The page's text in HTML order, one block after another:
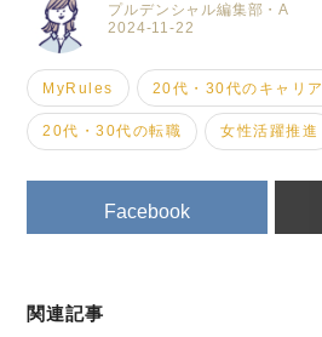
2024-11-22
プルデンシャル編集部・A
MyRules 20代・30代のキャリア
20代・30代の転職 女性活躍推進
Facebook
関連記事